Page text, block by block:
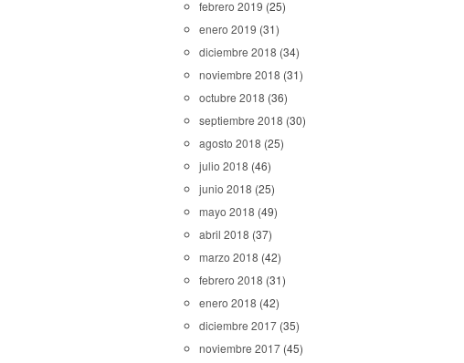
febrero 2019 (25)
enero 2019 (31)
diciembre 2018 (34)
noviembre 2018 (31)
octubre 2018 (36)
septiembre 2018 (30)
agosto 2018 (25)
julio 2018 (46)
junio 2018 (25)
mayo 2018 (49)
abril 2018 (37)
marzo 2018 (42)
febrero 2018 (31)
enero 2018 (42)
diciembre 2017 (35)
noviembre 2017 (45)